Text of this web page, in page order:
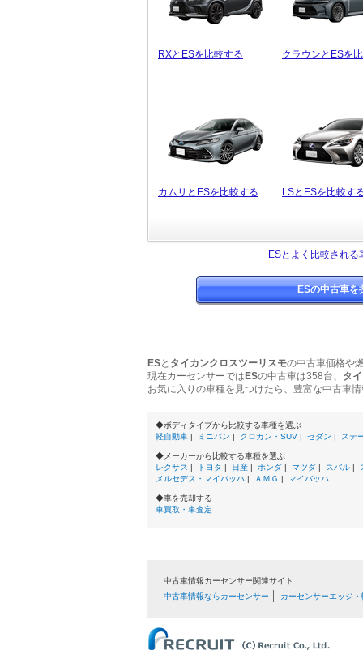
RXとESを比較する クラウンとESを
カムリとESを比較する LSとESを比較す
ESとよく比較される
ESの中古車を
ESと タイカンクロスツーリスモの中古車価格や
現在カーセンサーでは ESの中古車は358台、 タ
お気に入りの車種を見つけたら、豊富な中古車
◆ボディタイプから比較する車種を選ぶ
軽自動車 | ミニバン | クロカン・SUV | セダン | ステ
◆メーカーから比較する車種を選ぶ
レクサス | トヨタ | 日産 | ホンダ | マツダ | スバル |
メルセデス・マイバッハ | ＡＭＧ | マイバッハ
◆車を売却する
車買取・車査定
中古車情報カーセンサー関連サイト
中古車情報ならカーセンサー
カーセンサーエッジ